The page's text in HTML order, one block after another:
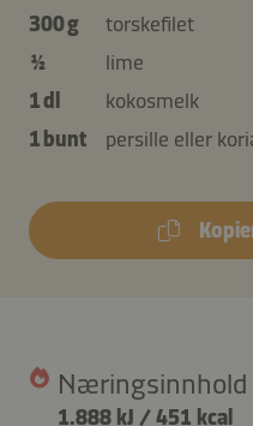
300 g
torskefilet
½
lime
1 dl
kokosmelk
1 bunt
persille eller
Næringsinnhold
1.888 kJ /451 kcal